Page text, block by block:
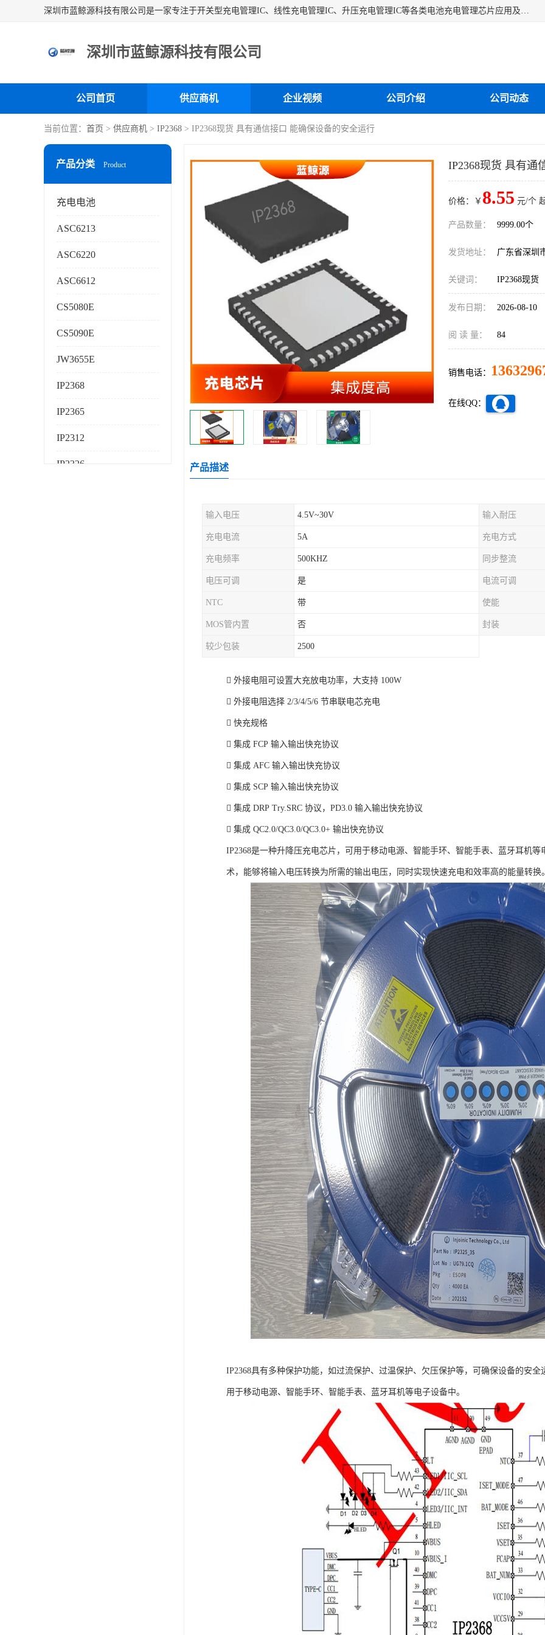
深圳市蓝鲸源科技有限公司是一家专注于开关型充电管理IC、线性充电管理IC、升压充电管理IC等各类电池充电管理芯片应用及芯片销售的企业，多年来公司为众多企业解决充电应用难题，设计缺陷，EMC超量等问题，是一家以充电技术指导为核心的充电芯片销售公司。
深圳市蓝鲸源科技有限公司
公司首页 供应商机 企业视频 公司介绍 公司动态
当前位置： 首页 > 供应商机 > IP2368 > IP2368现货 具有通信接口 能确保设备的安全运行
产品分类 Product
充电电池
ASC6213
ASC6220
ASC6612
CS5080E
CS5090E
JW3655E
IP2368
IP2365
IP2312
IP2326
IP2368现货 具有通
价格：￥ 8.55 元/个
产品数量： 9999.00个
发货地址： 广东省深圳
关键词： IP2368现货
发布日期： 2026-08-10
阅 读 量： 84
销售电话：
在线QQ：
产品描述
输入电压 4.5V~30V 输入耐压
充电电流 5A 充电方式
充电频率 500KHZ 同步整流
电压可调 是 电流可调
NTC 带 使能
MOS管内置 否 封装
较少包装 2500
 外接电阻可设置大充放电功率，大支持 100W
 外接电阻选择 2/3/4/5/6 节串联电芯充电
 快充规格
 集成 FCP 输入输出快充协议
 集成 AFC 输入输出快充协议
 集成 SCP 输入输出快充协议
 集成 DRP Try.SRC 协议，PD3.0 输入输出快充协议
 集成 QC2.0/QC3.0/QC3.0+ 输出快充协议
IP2368是一种升降压充电芯片，可用于移动电源、智能手环、智能手表、蓝牙耳机
术，能够将输入电压转换为所需的输出电压，同时实现快速充电和效率高的能量转换。
IP2368具有多种保护功能，如过流保护、过温保护、欠压保护等，可确保设备的安全
用于移动电源、智能手环、智能手表、蓝牙耳机等电子设备中。